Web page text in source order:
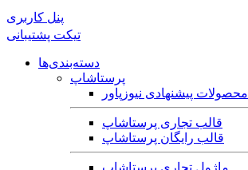
پنل کاربری
تیکت پشتیبانی
دسته‌بندی‌ها
پرستاشاپ
محصولات پیشنهادی نیوزپاور
قالب تجاری پرستاشاپ
قالب رایگان پرستاشاپ
ماژول تجاری پرستاشاپ